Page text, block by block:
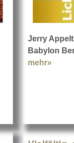
Jerry Appelt
Babylon
mehr»